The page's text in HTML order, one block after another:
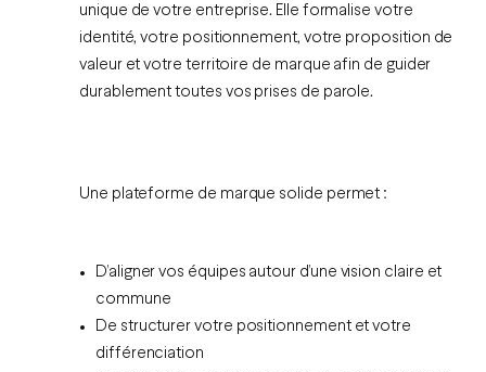
unique de votre entreprise. Elle formalise votre
identité, votre positionnement, votre proposition de
valeur et votre territoire de marque afin de guider
durablement toutes vos prises de parole.
Une plateforme de marque solide permet :
D’aligner vos équipes autour d’une vision claire et
commune
De structurer votre positionnement et votre
différenciation